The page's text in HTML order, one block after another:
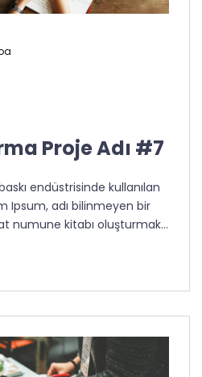
Proje Adı #7
endüstrisinde kullanılan
Ipsum, adı bilinmeyen bir
numune kitabı oluşturmak…